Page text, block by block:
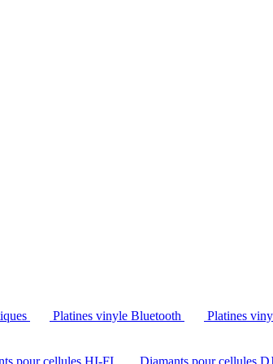
Platines vinyle Bluetooth
Platines
pour cellules HI-FI
Diamants pour cellules